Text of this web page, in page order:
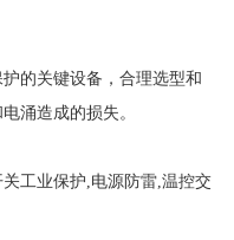
的关键设备，合理选型和
涌造成的损失。
工业保护,电源防雷,温控交